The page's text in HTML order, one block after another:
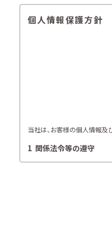
個人情報保護方針
当社は、お客様の個人情報及
1 関係法令等の遵守
当社は、個人情報等の保護に
当社は、お客様の同意を
各種セミナー、イ
ライフプランニング